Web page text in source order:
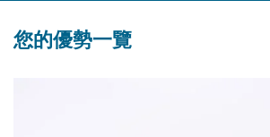
您的優勢一覽